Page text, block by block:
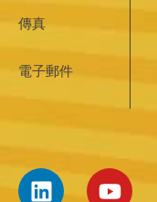
傳真
電子郵件